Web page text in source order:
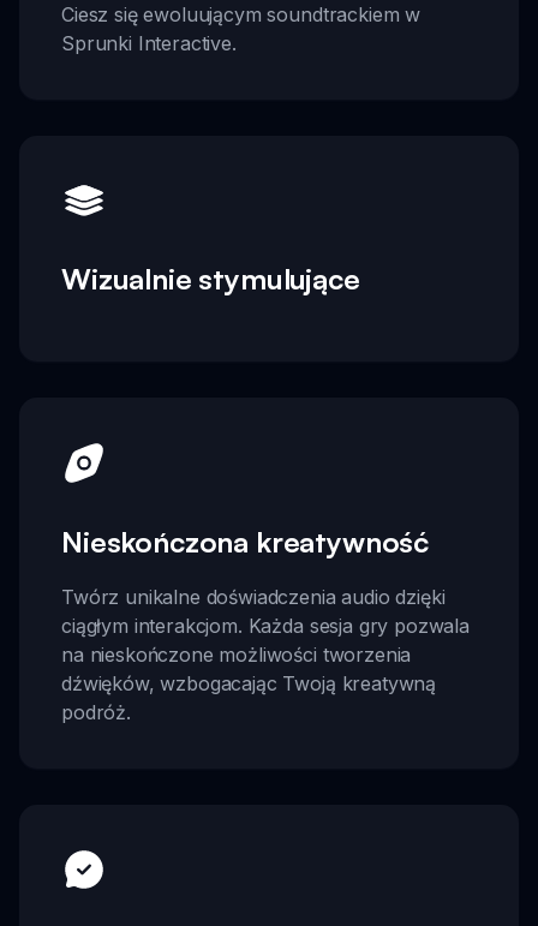
Ciesz się ewoluującym soundtrackiem w
Sprunki Interactive.
Wizualnie stymulujące
Nieskończona kreatywność
Twórz unikalne doświadczenia audio dzięki
ciągłym interakcjom. Każda sesja gry pozwala
na nieskończone możliwości tworzenia
dźwięków, wzbogacając Twoją kreatywną
podróż.